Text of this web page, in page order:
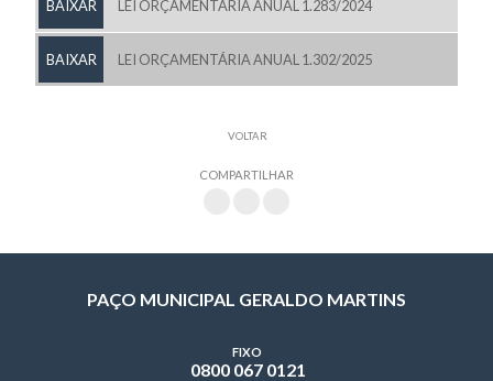
BAIXAR LEI ORÇAMENTÁRIA ANUAL 1.283/2024
BAIXAR LEI ORÇAMENTÁRIA ANUAL 1.302/2025
VOLTAR
COMPARTILHAR
PAÇO MUNICIPAL GERALDO MARTINS
FIXO
0800 067 0121